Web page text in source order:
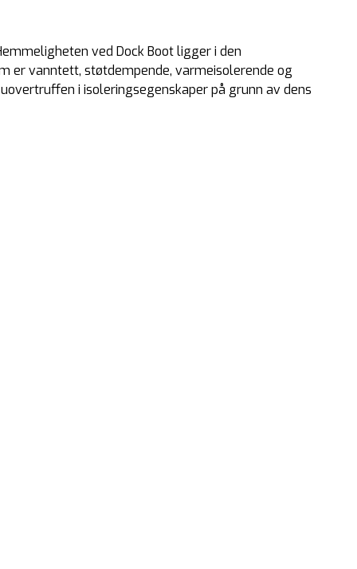
ved Dock Boot ligger i den
er vanntett, støtdempende, varmeisolerende og
i isoleringsegenskaper på grunn av dens